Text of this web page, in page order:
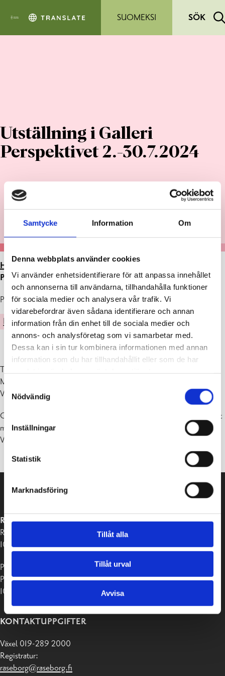
Samtycke Information Om
Denna webbplats använder cookies
Vi använder enhetsidentifierare för att anpassa innehållet
och annonserna till användarna, tillhandahålla funktioner
för sociala medier och analysera vår trafik. Vi
vidarebefordrar även sådana identifierare och annan
information från din enhet till de sociala medier och
annons- och analysföretag som vi samarbetar med.
Dessa kan i sin tur kombinera informationen med annan
information som du har tillhandahållit eller som de har
Samtyckesval
Nödvändig
Inställningar
Statistik
Marknadsföring
Tillåt alla
Tillåt urval
Avvisa
SUOMEKSI
SÖK
Utställning i Galleri
Perspektivet 2.-30.7.2024
HEM ARTIKLAR
PERSPEKTIVET 2.-30.7.2024
Publicerad : 25.06.2024
KULTUR
Trollflickan och andra figurer i färg
Målningar av Anna Löfhjelm
Vernissage ti 2.7. kl. 16-18
Galleri Perspektivet (Raseborgsvägen 8/ Ekenäs bibliotek) är öppet
må-on 10-19, to-fre 10-17, lö-sö stängt
Varmt välkomna!
RASEBORGS STAD
Raseborgsvägen 37
10650 Ekenäs
Postadress:
PB 58
10611 Raseborg
KONTAKTUPPGIFTER
Växel 019-289 2000
Registratur:
raseborg@raseborg.fi